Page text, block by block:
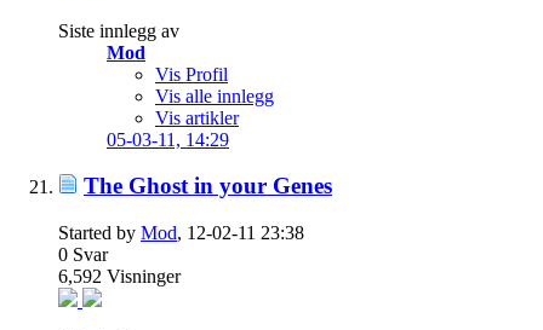
Siste innlegg av
Mod
Vis Profil
Vis alle innlegg
Vis artikler
05-03-11, 14:29
The Ghost in your Genes
Started by Mod, 12-02-11 23:38
0 Svar
6,592 Visninger